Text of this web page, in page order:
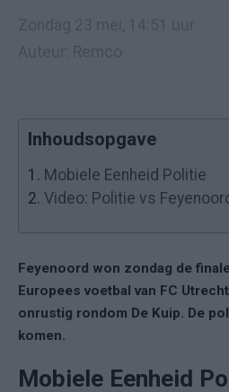
Inhoudsopgave
1. Mobiele Eenheid Politie
2. Video: Politie vs
Feyenoord won zondag de
Europees voetbal van FC
onrustig rondom De Kuip. De
komen.
Mobiele Eenheid